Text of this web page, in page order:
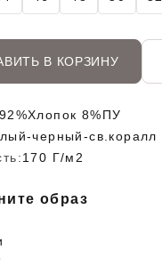
В КОРЗИНУ
92%Хлопок 8%ПУ
черный-св.коралл
170 Г/м2
образ